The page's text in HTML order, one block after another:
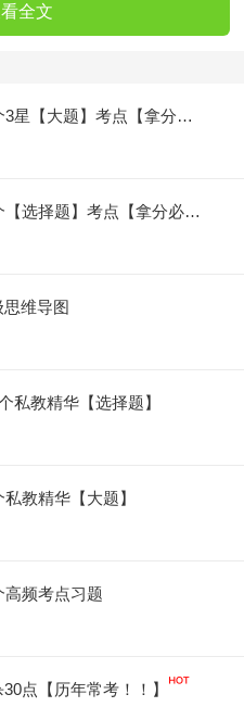
全文
星【大题】考点【拿分必
【选择题】考点【拿分必
思维导图
私教精华【选择题】
教精华【大题】
高频考点习题
点【历年常考！！】